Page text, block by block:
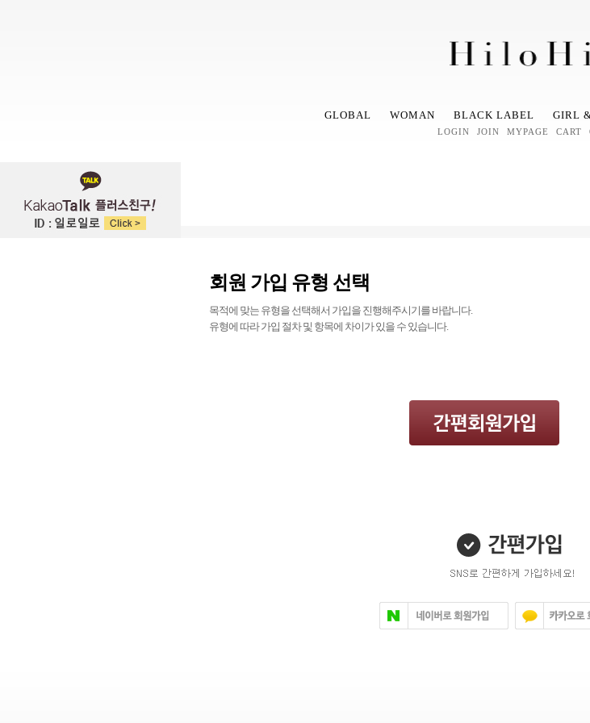
GLOBAL WOMAN BLACK LABEL GIRL
LOGIN JOIN MYPAGE CART
회원 가입 유형 선택
목적에 맞는 유형을 선택해서 가입을 진행해주시기를 바랍니다.
유형에 따라 가입 절차 및 항목에 차이가 있을 수 있습니다.